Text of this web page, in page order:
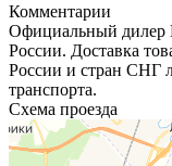
Комментарии
Официальный дилер
России. Доставка
России и стран СНГ
транспорта.
Схема проезда
МаксПрофит
Контрольно-измерительные
Электронные приборы и